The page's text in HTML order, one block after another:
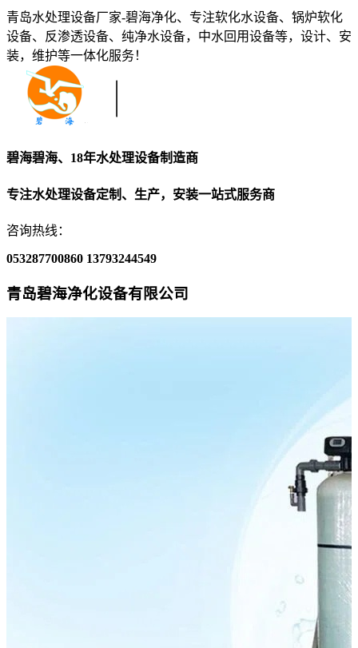
青岛水处理设备厂家-碧海净化、专注软化水设备、锅炉软化
设备、反渗透设备、纯净水设备，中水回用设备等，设计、安
装，维护等一体化服务！
碧海碧海、18年水处理设备制造商
专注水处理设备定制、生产，安装一站式服务商
咨询热线：
053287700860 13793244549
青岛碧海净化设备有限公司